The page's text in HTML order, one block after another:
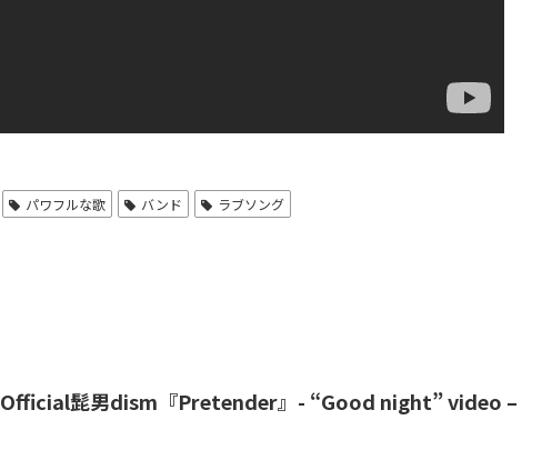
パワフルな歌 バンド ラブソング
Official髭男dism『Pretender』- “Good night” video –